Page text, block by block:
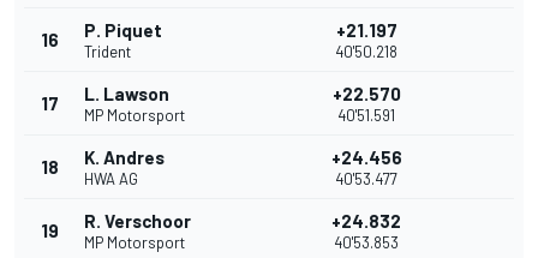
16 P. Piquet
Trident
+21.197
40'50.218
17 L. Lawson
MP Motorsport
+22.570
40'51.591
18 K. Andres
HWA AG
+24.456
40'53.477
19 R. Verschoor
MP Motorsport
+24.832
40'53.853